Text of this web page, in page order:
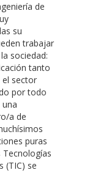
de
su
trabajar
sociedad:
tanto
el sector
por todo
a de
puras
Tecnologías
(TIC) se